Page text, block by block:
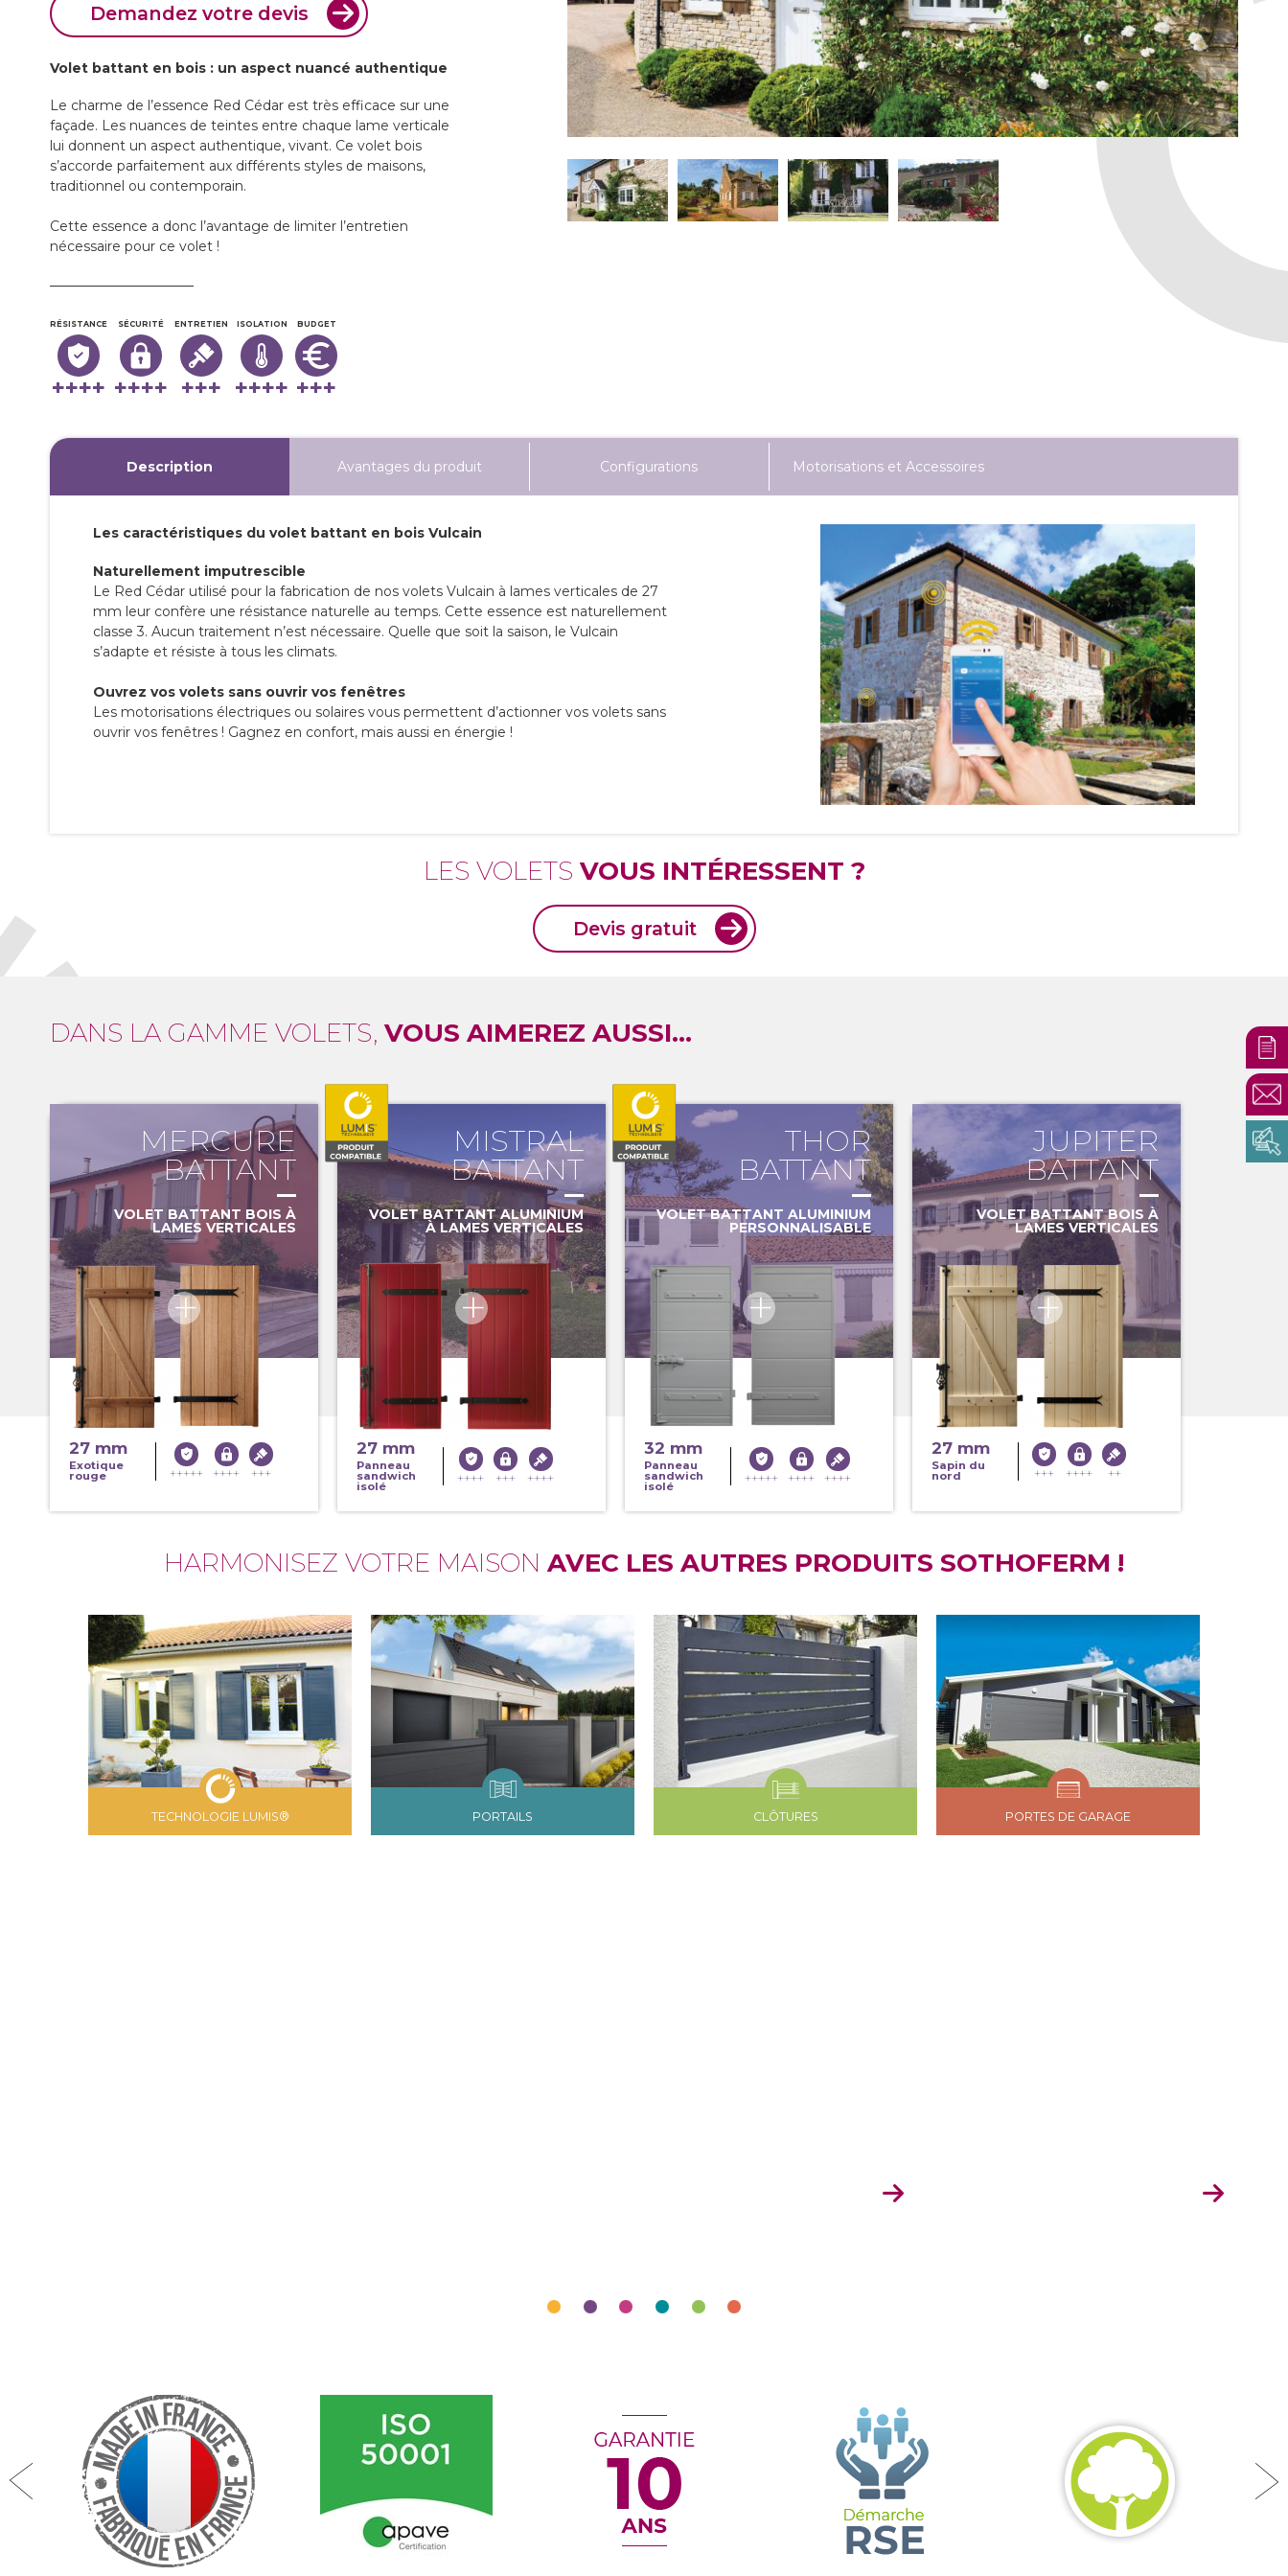
Demandez votre devis
Volet battant en bois : un aspect nuancé authentique
Le charme de l’essence Red Cédar est très efficace sur une
façade. Les nuances de teintes entre chaque lame verticale
lui donnent un aspect authentique, vivant. Ce volet bois
s’accorde parfaitement aux différents styles de maisons,
traditionnel ou contemporain.
Cette essence a donc l’avantage de limiter l’entretien
nécessaire pour ce volet !
RÉSISTANCE SÉCURITÉ ENTRETIEN ISOLATION BUDGET
Description Avantages du produit Configurations Motorisations et Accessoires
Les caractéristiques du volet battant en bois Vulcain
Naturellement imputrescible
Le Red Cédar utilisé pour la fabrication de nos volets Vulcain à lames verticales de 27
mm leur confère une résistance naturelle au temps. Cette essence est naturellement
classe 3. Aucun traitement n’est nécessaire. Quelle que soit la saison, le Vulcain
s’adapte et résiste à tous les climats.
Ouvrez vos volets sans ouvrir vos fenêtres
Les motorisations électriques ou solaires vous permettent d’actionner vos volets sans
ouvrir vos fenêtres ! Gagnez en confort, mais aussi en énergie !
LES VOLETS VOUS INTÉRESSENT ?
Devis gratuit
DANS LA GAMME VOLETS, VOUS AIMEREZ AUSSI...
MERCURE
BATTANT
VOLET BATTANT BOIS À
LAMES VERTICALES
27 mm
Exotique
rouge
MISTRAL
BATTANT
VOLET BATTANT ALUMINIUM
À LAMES VERTICALES
27 mm
Panneau
sandwich
isolé
THOR
BATTANT
VOLET BATTANT ALUMINIUM
PERSONNALISABLE
32 mm
Panneau
sandwich
isolé
JUPITER
BATTANT
VOLET BATTANT BOIS À
LAMES VERTICALES
27 mm
Sapin du
nord
HARMONISEZ VOTRE MAISON AVEC LES AUTRES PRODUITS SOTHOFERM !
TECHNOLOGIE LUMIS® PORTAILS CLÔTURES PORTES DE GARAGE